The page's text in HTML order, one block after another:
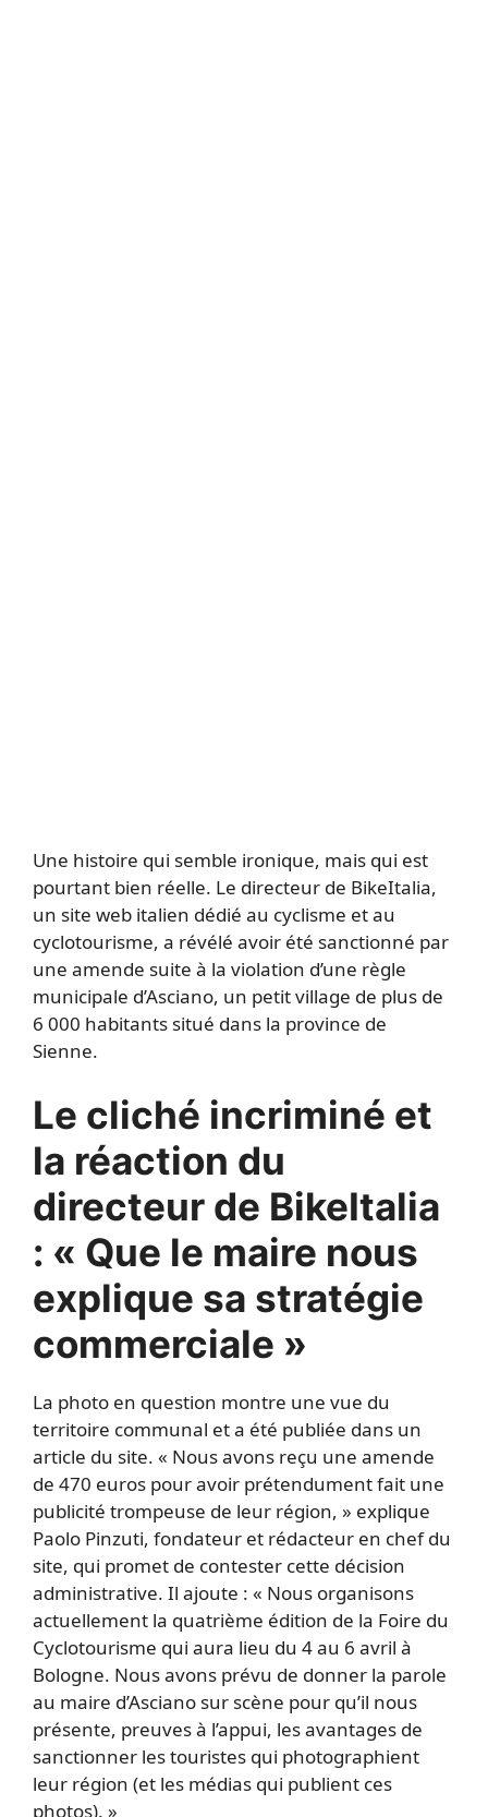
Une histoire qui semble ironique, mais qui est
pourtant bien réelle. Le directeur de BikeItalia,
un site web italien dédié au cyclisme et au
cyclotourisme, a révélé avoir été sanctionné par
une amende suite à la violation d’une règle
municipale d’Asciano, un petit village de plus de
6 000 habitants situé dans la province de
Sienne.
Le cliché incriminé et
la réaction du
directeur de BikeItalia
: « Que le maire nous
explique sa stratégie
commerciale »
La photo en question montre une vue du
territoire communal et a été publiée dans un
article du site. « Nous avons reçu une amende
de 470 euros pour avoir prétendument fait une
publicité trompeuse de leur région, » explique
Paolo Pinzuti, fondateur et rédacteur en chef du
site, qui promet de contester cette décision
administrative. Il ajoute : « Nous organisons
actuellement la quatrième édition de la Foire du
Cyclotourisme qui aura lieu du 4 au 6 avril à
Bologne. Nous avons prévu de donner la parole
au maire d’Asciano sur scène pour qu’il nous
présente, preuves à l’appui, les avantages de
sanctionner les touristes qui photographient
leur région (et les médias qui publient ces
photos). »